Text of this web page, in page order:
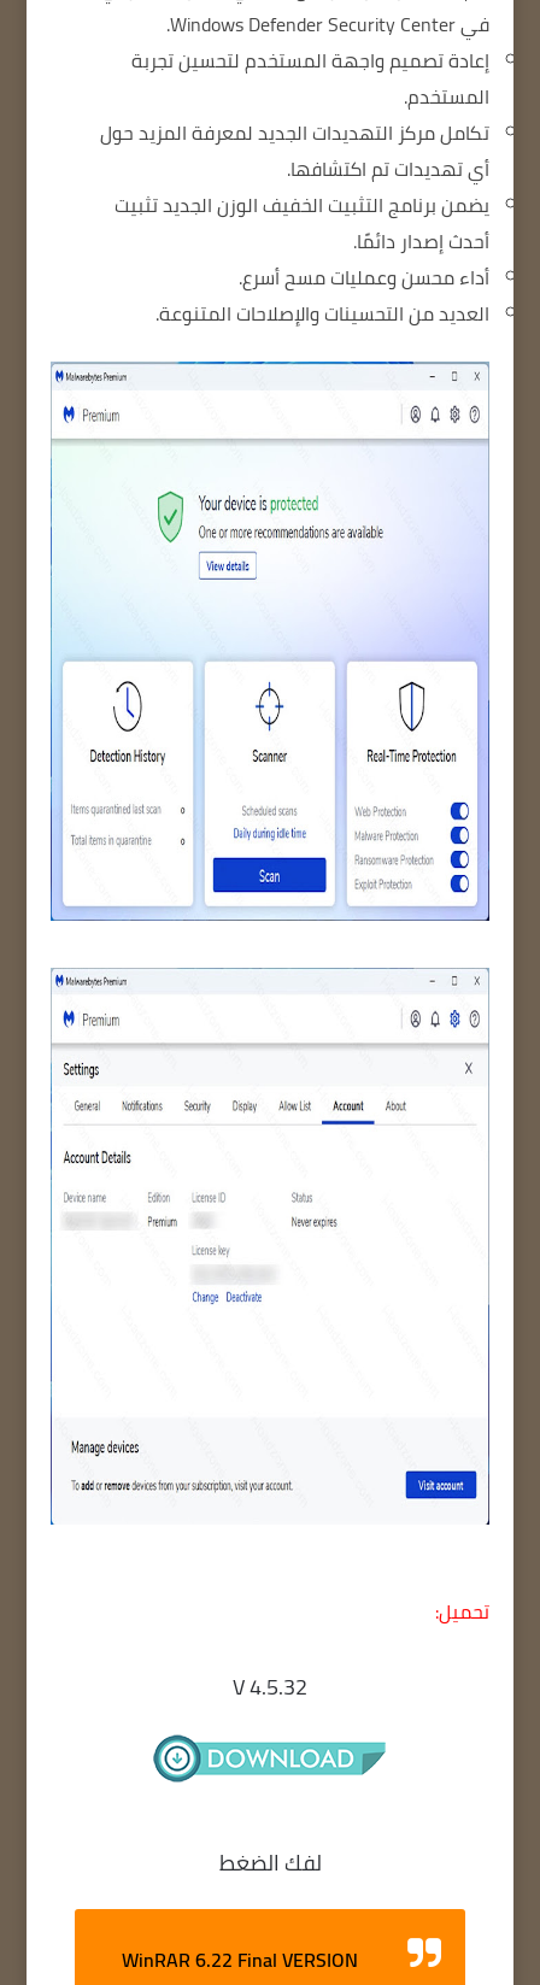
في Windows Defender Security Center.
إعادة تصميم واجهة المستخدم لتحسين تجربة
المستخدم.
تكامل مركز التهديدات الجديد لمعرفة المزيد حول
أي تهديدات تم اكتشافها.
يضمن برنامج التثبيت الخفيف الوزن الجديد تثبيت
أحدث إصدار دائمًا.
أداء محسن وعمليات مسح أسرع.
العديد من التحسينات والإصلاحات المتنوعة.
تحميل:
V 4.5.32
لفك الضغط
WinRAR 6.22 Final VERSION